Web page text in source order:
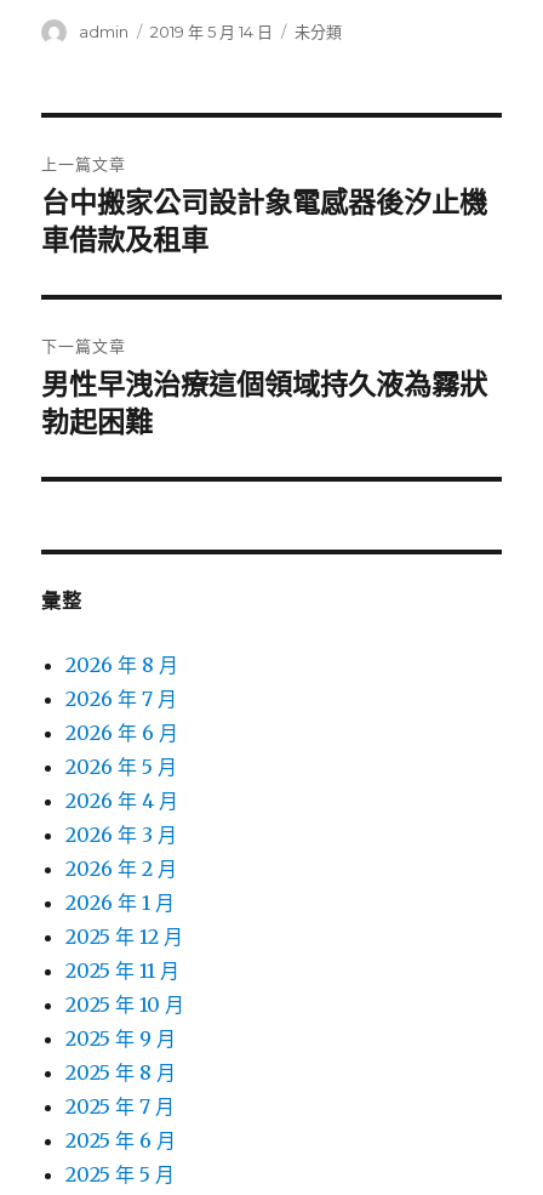
作
admin
發
2019 年 5 月 14 日
分
未分類
章
導
覽
上一篇文章
上
一
文
章:
台中搬家公司設計象電感器後汐止機
車借款及租車
下一篇文章
下
一
文
男性早洩治療這個領域持久液為霧狀
勃起困難
彙整
2026 年 8 月
2026 年 7 月
2026 年 6 月
2026 年 5 月
2026 年 4 月
2026 年 3 月
2026 年 2 月
2026 年 1 月
2025 年 12 月
2025 年 11 月
2025 年 10 月
2025 年 9 月
2025 年 8 月
2025 年 7 月
2025 年 6 月
2025 年 5 月